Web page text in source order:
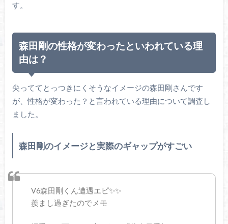
す。
森田剛の性格が変わったといわれている理
由は？
尖っててとっつきにくそうなイメージの森田剛さんです
が、性格が変わった？と言われている理由について調査し
ました。
森田剛のイメージと実際のギャップがすごい
V6森田剛くん遭遇エピ✨✨
羨まし過ぎたのでメモ